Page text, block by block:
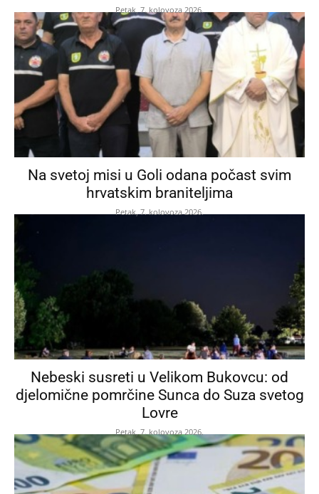
Petak, 7. kolovoza 2026.
Na svetoj misi u Goli odana počast svim
hrvatskim braniteljima
Petak, 7. kolovoza 2026.
Nebeski susreti u Velikom Bukovcu: od
djelomične pomrčine Sunca do Suza svetog
Lovre
Petak, 7. kolovoza 2026.